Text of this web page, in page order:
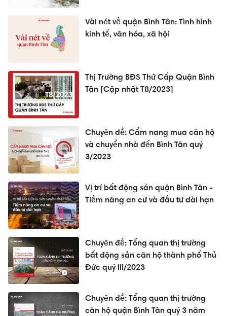
Vài nét về quận Bình Tân: Tình hình
kinh tế, văn hóa, xã hội
Thị Trường BĐS Thứ Cấp Quận Bình
Tân [Cập nhật T8/2023]
Chuyên đề: Cẩm nang mua căn hộ
và chuyển nhà đến Bình Tân quý
3/2023
Vị trí bất động sản quận Bình Tân -
Tiềm năng an cư và đầu tư dài hạn
Chuyên đề: Tổng quan thị trường
bất động sản căn hộ thành phố Thủ
Đức quý III/2023
Chuyên đề: Tổng quan thị trường
căn hộ quận Bình Tân quý 3 năm